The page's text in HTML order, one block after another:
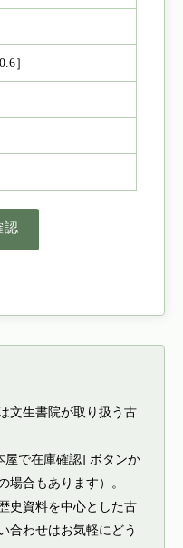
］
認
文生書院が取り扱う古
屋で在庫確認] ボタンか
場合もあります）。
史資料を中心とした古
合わせはお気軽にどう